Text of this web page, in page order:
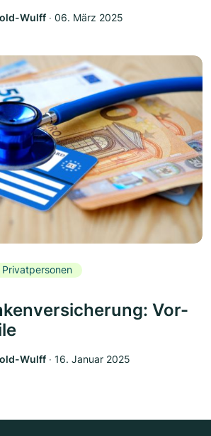
Wulff ‧ 06. März 2025
Vor-
Wulff ‧ 16. Januar 2025